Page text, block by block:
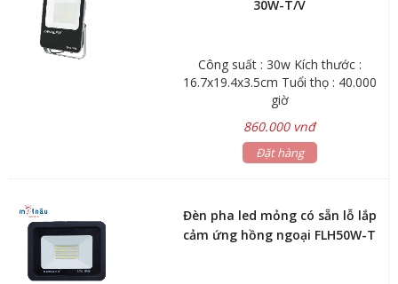
30W-T/V
Công suất : 30w Kích thước :
16.7x19.4x3.5cm Tuổi thọ : 40.000
giờ
860.000 vnđ
Đặt hàng
Đèn pha led mỏng có sẵn lỗ lắp
cảm ứng hồng ngoại FLH50W-T